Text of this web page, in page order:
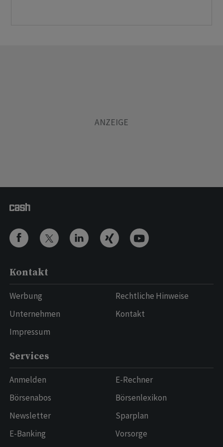
Kontakt
Werbung
Unternehmen
Impressum
Rechtliche Hinweise
Kontakt
Services
Anmelden
Börsenabos
Newsletter
E-Banking
E-Rechner
Börsenlexikon
Sparplan
Vorsorge